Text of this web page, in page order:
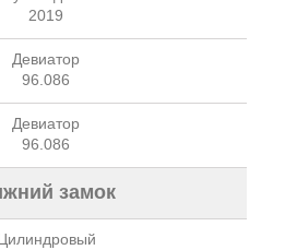
2019
Девиатор
96.086
Девиатор
96.086
замок